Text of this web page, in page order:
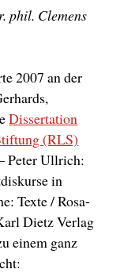
phil. Clemens
2007 an der
Dissertation
(RLS)
Peter Ullrich:
in
Texte / Rosa-
Dietz Verlag
einem ganz